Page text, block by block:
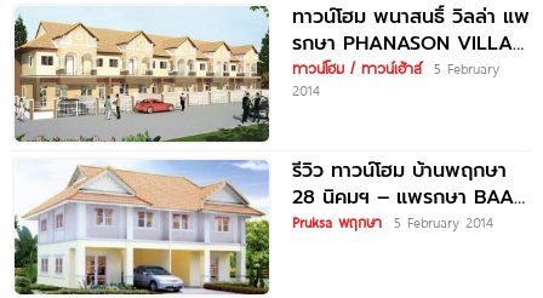
ทาวน์โฮม พนาสนธิ์ วิลล่า แพ
รกษา PHANASON VILLA
PRAKSA
ทาวน์โฮม / ทาวน์เฮ้าส์ 5 February
2014
รีวิว ทาวน์โฮม บ้านพฤกษา
28 นิคมฯ – แพรกษา BAAN
PRUKSA 28
Pruksa พฤกษา 5 February 2014